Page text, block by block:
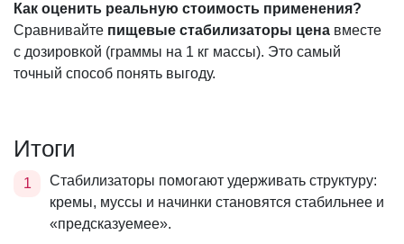
Как оценить реальную стоимость применения?
Сравнивайте пищевые стабилизаторы цена вместе
с дозировкой (граммы на 1 кг массы). Это самый
точный способ понять выгоду.
Итоги
Стабилизаторы помогают удерживать структуру:
кремы, муссы и начинки становятся стабильнее и
«предсказуемее».